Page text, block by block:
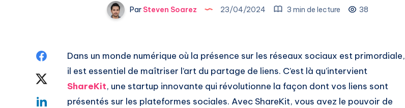
Par Steven Soarez 23/04/2024 3 min de lecture 38
Share
Facebook
Share
Dans un monde numérique où la présence sur les réseaux sociaux est primordiale,
il est essentiel de maîtriser l’art du partage de liens. C’est là qu’intervient
ShareKit, une startup innovante qui révolutionne la façon dont vos liens sont
présentés sur les plateformes sociales. Avec ShareKit, vous avez le pouvoir de